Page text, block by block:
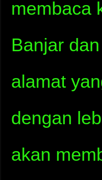
membaca
Banjar
alamat
dengan
akan